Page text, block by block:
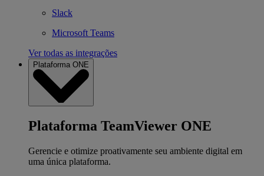
Slack
Microsoft Teams
Ver todas as integrações
Plataforma ONE
Plataforma TeamViewer ONE
Gerencie e otimize proativamente seu ambiente digital em
uma única plataforma.